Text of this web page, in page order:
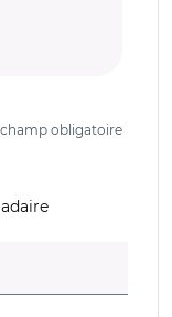
champ obligatoire